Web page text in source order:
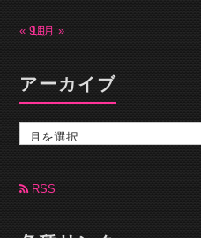
« 9月
11月 »
アーカイブ
カ
ブRSS